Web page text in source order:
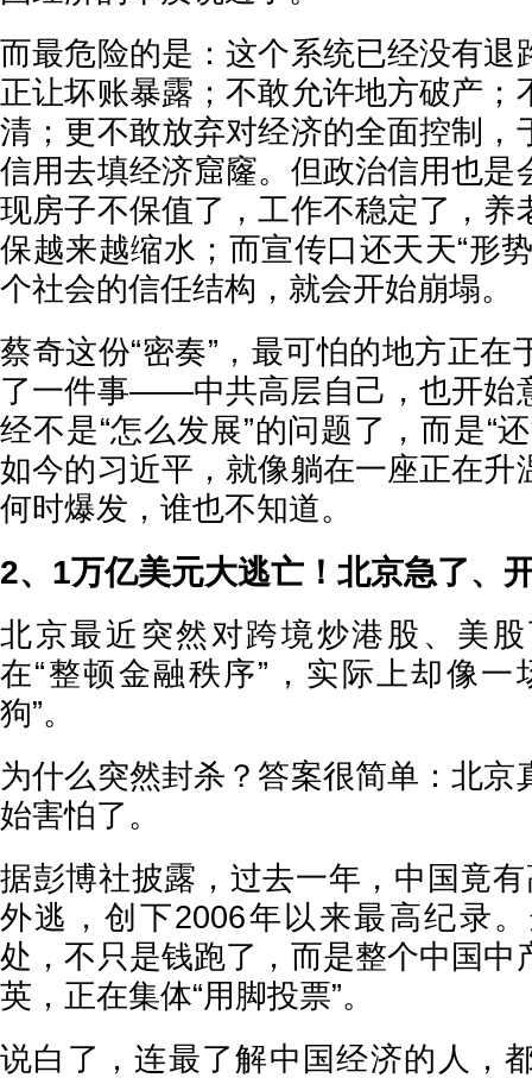
而最危险的是：这个系统已经没有退
正让坏账暴露；不敢允许地方破产；
清；更不敢放弃对经济的全面控制，
信用去填经济窟窿。但政治信用也是
现房子不保值了，工作不稳定了，养
保越来越缩水；而宣传口还天天“形
个社会的信任结构，就会开始崩塌。
蔡奇这份“密奏”，最可怕的地方正在
了一件事——中共高层自己，也开始
经不是“怎么发展”的问题了，而是“
如今的习近平，就像躺在一座正在升
何时爆发，谁也不知道。
2、1万亿美元大逃亡！北京急了、
北京最近突然对跨境炒港股、美
在“整顿金融秩序”，实际上却像一
狗”。
为什么突然封杀？答案很简单：北京
始害怕了。
据彭博社披露，过去一年，中国竟
外逃，创下2006年以来最高纪录
处，不只是钱跑了，而是整个中国中
英，正在集体“用脚投票”。
说白了，连最了解中国经济的人，